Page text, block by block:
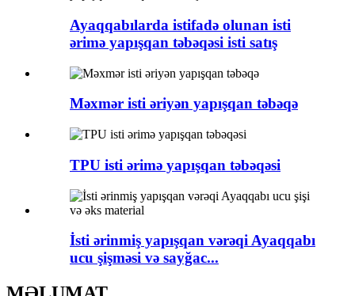
Ayaqqabılarda istifadə olunan isti
ərimə yapışqan təbəqəsi isti satış
Məxmər isti əriyən yapışqan təbəqə
TPU isti ərimə yapışqan təbəqəsi
İsti ərinmiş yapışqan vərəqi Ayaqqabı
ucu şişməsi və sayğac...